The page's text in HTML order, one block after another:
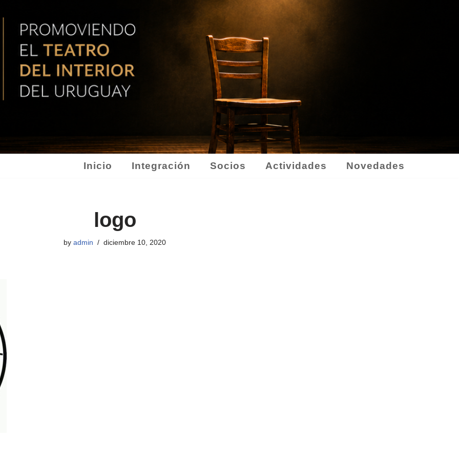
Inicio Integración Socios Actividades Novedades
logo
by admin diciembre 10, 2020